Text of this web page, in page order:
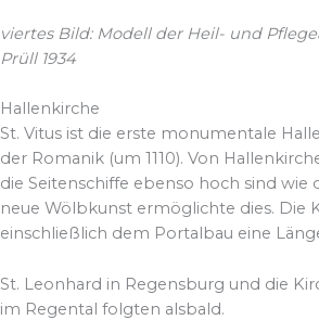
viertes Bild: Modell der Heil- und
Prüll 1934
Hallenkirche
St. Vitus ist die erste monumentale
der Romanik (um 1110). Von
die Seitenschiffe ebenso hoch sind wie
neue Wölbkunst ermöglichte dies. Die
einschließlich dem Portalbau eine
St. Leonhard in Regensburg und die
im Regental folgten alsbald.